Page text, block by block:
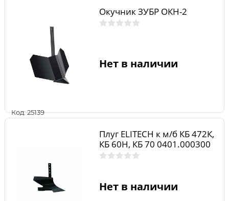
Код: 25139
Окучник ЗУБР ОКН-2
Нет в наличии
Плуг ELITECH к м/б КБ 472К,
КБ 60Н, КБ 70 0401.000300
Нет в наличии